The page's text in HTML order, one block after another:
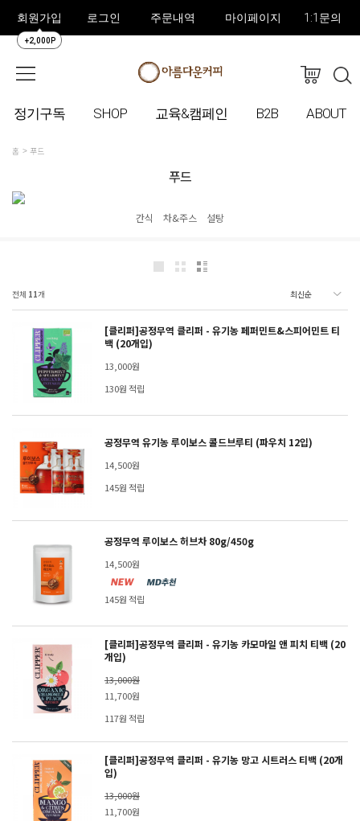
회원가입
+2,000P
로그인 주문내역 마이페이지 1:1문의
정기구독 SHOP 교육&캠페인 B2B ABOUT
홈 푸드
푸드
간식 차&주스 설탕
전체 11개
[클리퍼]공정무역 클리퍼 - 유기농 페퍼민트&스피어민트 티
백 (20개입)
13,000원
130원 적립
공정무역 유기농 루이보스 콜드브루티 (파우치 12입)
14,500원
145원 적립
공정무역 루이보스 허브차 80g/450g
14,500원
145원 적립
[클리퍼]공정무역 클리퍼 - 유기농 카모마일 앤 피치 티백 (20
개입)
13,000원
11,700원
117원 적립
[클리퍼]공정무역 클리퍼 - 유기농 망고 시트러스 티백 (20개
입)
13,000원
11,700원